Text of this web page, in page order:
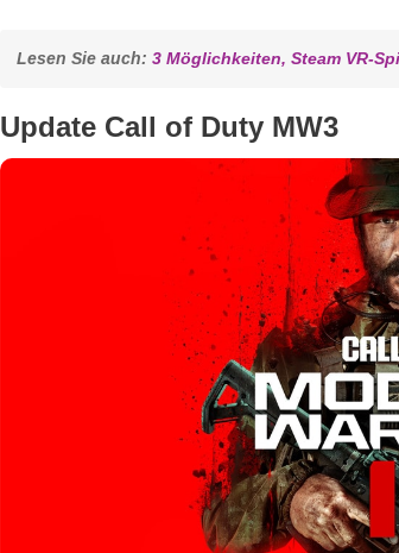
Lesen Sie auch: 3 Möglichkeiten, Steam VR-
Update Call of Duty MW3